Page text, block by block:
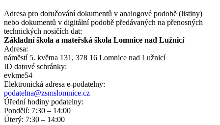
Adresa pro doručování dokumentů v analogové podobě (listiny)
nebo dokumentů v digitální podobě předávaných na přenosných
technických nosičích dat:
Základní škola a mateřská škola Lomnice nad Lužnicí
Adresa:
náměstí 5. května 131, 378 16 Lomnice nad Lužnicí
ID datové schránky:
evkme54
Elektronická adresa e‑podatelny:
podatelna@zsmslomnice.cz
Úřední hodiny podatelny:
Pondělí: 7:30 – 14:00
Úterý: 7:30 – 14:00